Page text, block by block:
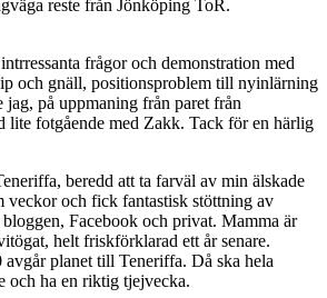
reste från Jönköping ToR.
frågor och demonstration med
och gnäll, positionsproblem till nyinlärning
jag, på uppmaning från paret från
lite fotgående med Zakk. Tack för en härlig
beredd att ta farväl av min älskade
veckor och fick fantastisk stöttning av
bloggen, Facebook och privat. Mamma är
helt friskförklarad ett år senare.
planet till Teneriffa. Då ska hela
och ha en riktig tjejvecka.